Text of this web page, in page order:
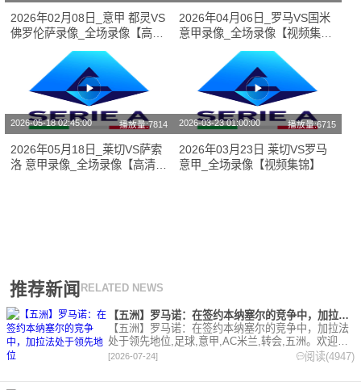
2026年02月08日_意甲 都灵VS
佛罗伦萨录像_全场录像【高清
2026年04月06日_罗马VS国米
意甲录像_全场录像【视频集
2026-05-18 02:45:00 播放量:7814
2026年05月18日_莱切VS萨索
洛 意甲录像_全场录像【高清回
2026-03-23 01:00:00 播放量:6715
2026年03月23日 莱切VS罗马
意甲_全场录像【视频集锦】
推荐新闻 RELATED NEWS
【五洲】罗马诺：在签约本纳塞尔的竞争中，加拉法处于领先地位
【五洲】罗马诺：在签约本纳塞尔的竞争中，加拉法
处于领先地位,足球,意甲,AC米兰,转会,五洲。欢迎收
藏本站，24小时为你更新最新的足球，篮球体育资
[2026-07-24] 阅读(4947)